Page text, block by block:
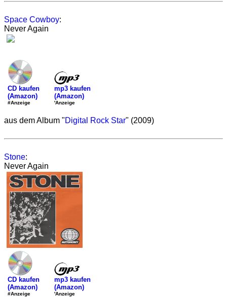
Space Cowboy:
Never Again
CD kaufen
(Amazon)
#Anzeige
mp3 kaufen
(Amazon)
'Anzeige
aus dem Album "Digital Rock Star" (2009)
Stone:
Never Again
CD kaufen
(Amazon)
#Anzeige
mp3 kaufen
(Amazon)
'Anzeige